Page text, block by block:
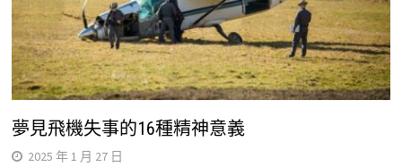
夢見飛機失事的16種精神意義
2025 年 1 月 27 日